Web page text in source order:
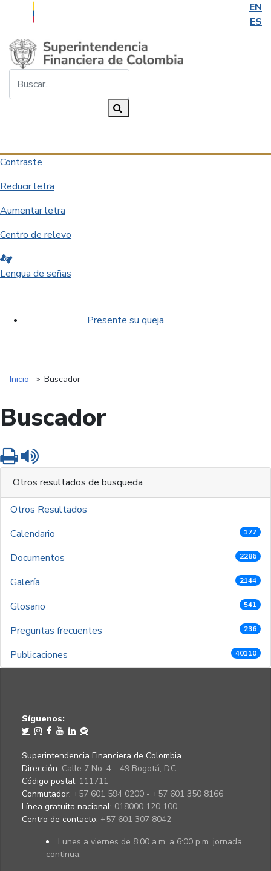
EN
ES
Saltar al contenido principal
Contraste
Reducir letra
Aumentar letra
Centro de relevo
Lengua de señas
Presente su queja
Inicio Buscador
Buscador
Imprimir
Otros resultados de busqueda
Otros Resultados
Calendario
177
Documentos 2286
Galería 2144
Glosario 541
Preguntas frecuentes 236
Publicaciones 40110
Síguenos:
Superintendencia Financiera de Colombia
Dirección: Calle 7 No. 4 - 49 Bogotá, D.C.
Código postal: 111711
Conmutador: +57 601 594 0200 - +57 601 350 8166
Línea gratuita nacional: 018000 120 100
Centro de contacto: +57 601 307 8042
Lunes a viernes de 8:00 a.m. a 6:00 p.m. jornada
continua.